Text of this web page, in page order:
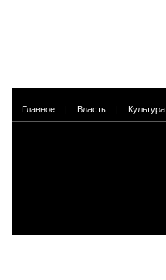
Главное | Власть | Культура